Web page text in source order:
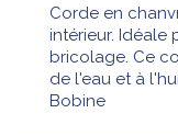
Corde en
intérieur. Idéale
bricolage. Ce
de l'eau et à
Bobine